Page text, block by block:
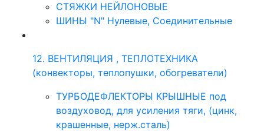
СТЯЖКИ НЕЙЛОНОВЫЕ
ШИНЫ "N" Нулевые, Соединительные
12. ВЕНТИЛЯЦИЯ , ТЕПЛОТЕХНИКА
(конвекторы, теплопушки, обогреватели)
ТУРБОДЕФЛЕКТОРЫ КРЫШНЫЕ под
воздуховод, для усиления тяги, (цинк,
крашенные, нерж.сталь)